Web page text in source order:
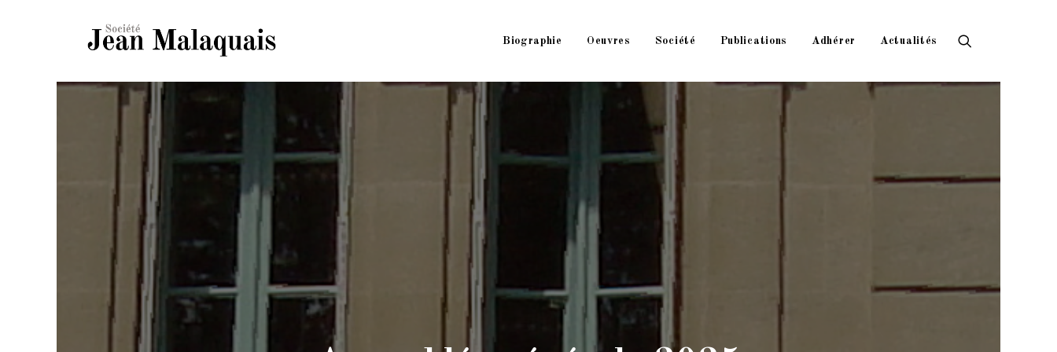
Biographie Oeuvres Société Publications Adhérer Actualités